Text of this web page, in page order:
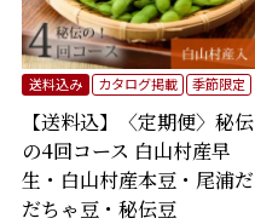
【送料込】〈定期便〉秘伝
の4回コース 白山村産早
生・白山村産本豆・尾浦だ
だちゃ豆・秘伝豆
送料込み カタログ掲載 季節限定